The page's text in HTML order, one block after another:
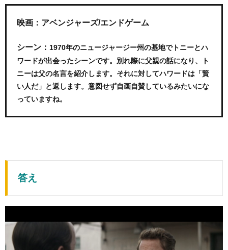
映画：アベンジャーズ/エンドゲーム
シーン： 1970年のニュージャージー州の基地でトニーとハ
ワードが出会ったシーンです。別れ際に父親の話になり、ト
ニーは父の名言を紹介します。それに対してハワードは「賢
い人だ」と返します。意図せず自画自賛しているみたいにな
っていますね。
答え